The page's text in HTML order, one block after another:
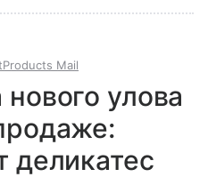
Mail
улова
деликатес